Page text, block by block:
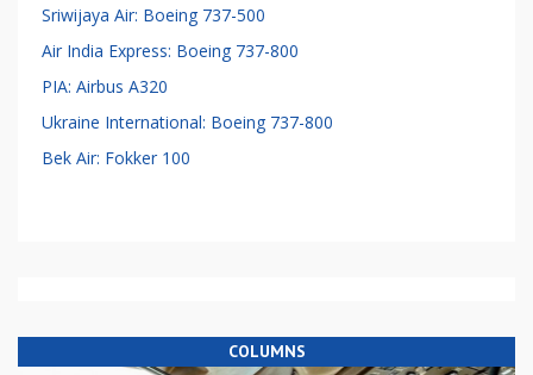
Sriwijaya Air: Boeing 737-500
Air India Express: Boeing 737-800
PIA: Airbus A320
Ukraine International: Boeing 737-800
Bek Air: Fokker 100
COLUMNS